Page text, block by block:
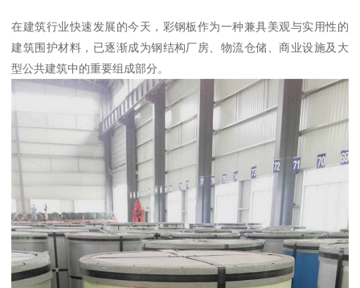
在建筑行业快速发展的今天，彩钢板作为一种兼具美观与实用性的
建筑围护材料，已逐渐成为钢结构厂房、物流仓储、商业设施及大
型公共建筑中的重要组成部分。